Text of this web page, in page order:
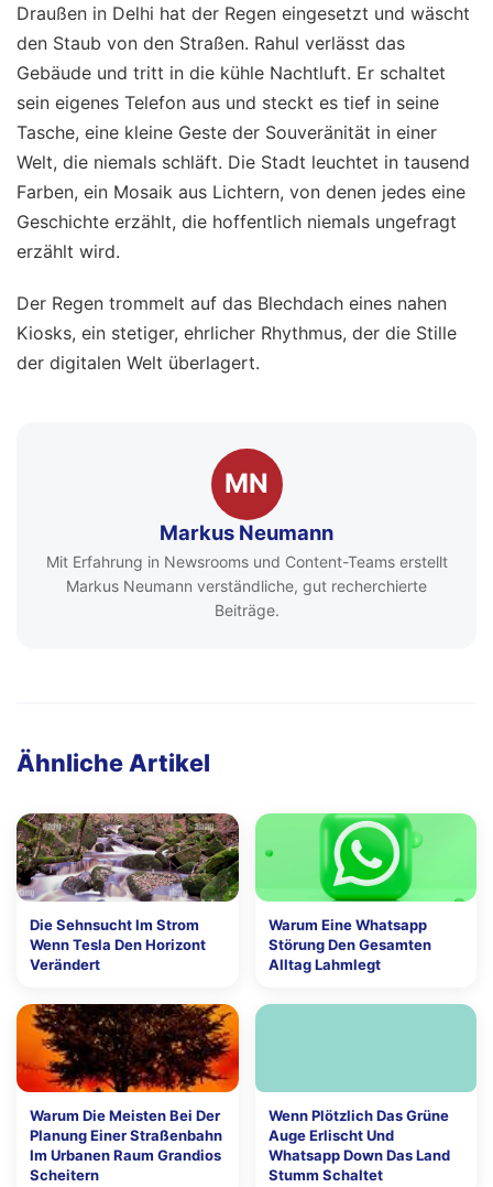
Draußen in Delhi hat der Regen eingesetzt und wäscht
den Staub von den Straßen. Rahul verlässt das
Gebäude und tritt in die kühle Nachtluft. Er schaltet
sein eigenes Telefon aus und steckt es tief in seine
Tasche, eine kleine Geste der Souveränität in einer
Welt, die niemals schläft. Die Stadt leuchtet in tausend
Farben, ein Mosaik aus Lichtern, von denen jedes eine
Geschichte erzählt, die hoffentlich niemals ungefragt
erzählt wird.
Der Regen trommelt auf das Blechdach eines nahen
Kiosks, ein stetiger, ehrlicher Rhythmus, der die Stille
der digitalen Welt überlagert.
MN
Markus Neumann
Mit Erfahrung in Newsrooms und Content-Teams erstellt
Markus Neumann verständliche, gut recherchierte
Beiträge.
Ähnliche Artikel
Die Sehnsucht Im Strom
Wenn Tesla Den Horizont
Verändert
Warum Eine Whatsapp
Störung Den Gesamten
Alltag Lahmlegt
Warum Die Meisten Bei Der
Planung Einer Straßenbahn
Im Urbanen Raum Grandios
Scheitern
Wenn Plötzlich Das Grüne
Auge Erlischt Und
Whatsapp Down Das Land
Stumm Schaltet